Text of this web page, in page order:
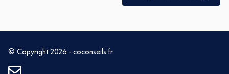
© Copyright 2026 - coconseils.fr